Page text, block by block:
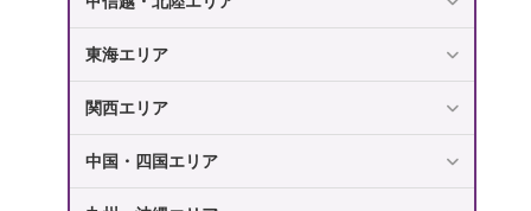
東海エリア
関西エリア
中国・四国エリア